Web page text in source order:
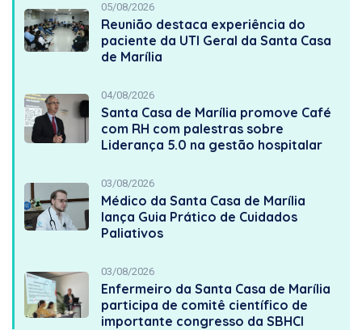
05/08/2026
Reunião destaca experiência do
paciente da UTI Geral da Santa Casa
de Marília
04/08/2026
Santa Casa de Marília promove Café
com RH com palestras sobre
Liderança 5.0 na gestão hospitalar
03/08/2026
Médico da Santa Casa de Marília
lança Guia Prático de Cuidados
Paliativos
03/08/2026
Enfermeiro da Santa Casa de Marília
participa de comitê científico de
importante congresso da SBHCI